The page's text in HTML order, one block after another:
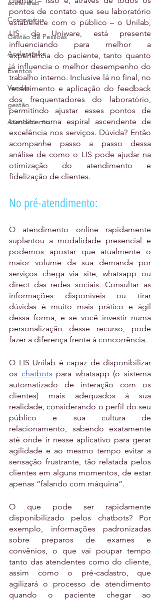
aceleralab
Coronavírus
Gestão de Pessoas
Aceleratalks
Eventos
Vendas
gestão
Atendimento
pontos de contato que seu laboratório
estabelece com o público – o Unilab,
LIS da Uniware, está presente
influenciando para melhor a
experiência do paciente, tanto quanto
já influencia o melhor desempenho do
trabalho interno. Inclusive lá no final, no
recebimento e aplicação do feedback
dos frequentadores do laboratório,
permitindo ajustar esses pontos de
contato numa espiral ascendente de
excelência nos serviços. Dúvida? Então
acompanhe passo a passo dessa
análise de como o LIS pode ajudar na
otimização do atendimento e
fidelização de clientes.
No pré-atendimento:
O atendimento online rapidamente
suplantou a modalidade presencial e
podemos apostar que atualmente o
maior volume da sua demanda por
serviços chega via site, whatsapp ou
direct das redes sociais. Consultar as
informações disponíveis ou tirar
dúvidas é muito mais prático e ágil
dessa forma, e se você investir numa
personalização desse recurso, pode
fazer a diferença frente à concorrência.
O LIS Unilab é capaz de disponibilizar
os chatbots para whatsapp (o sistema
automatizado de interação com os
clientes) mais adequados à sua
realidade, considerando o perfil do seu
público e sua cultura de
relacionamento, sabendo exatamente
até onde ir nesse aplicativo para gerar
agilidade e ao mesmo tempo evitar a
sensação frustrante, tão relatada pelos
clientes em alguns momentos, de estar
apenas “falando com máquina”.
O que pode ser rapidamente
disponibilizado pelos chatbots? Por
exemplo, informações padronizadas
sobre preparos de exames e
convênios, o que vai poupar tempo
tanto das atendentes como do cliente,
assim como o pré-cadastro, que
agilizará o processo de atendimento
quando o paciente chegar ao